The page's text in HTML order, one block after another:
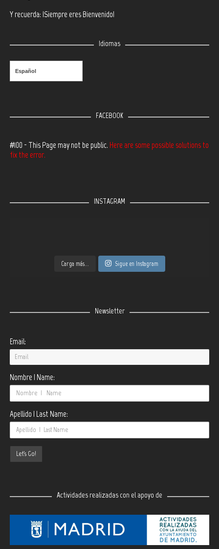
Y recuerda: ¡Siempre eres Bienvenido!
Idiomas
Español
FACEBOOK
#100 - This Page may not be public. Here are some possible solutions to
fix the error.
INSTAGRAM
Carga más... Sigue en Instagram
Newsletter
Email:
Nombre | Name:
Apellido | Last Name:
Actividades realizadas con el apoyo de